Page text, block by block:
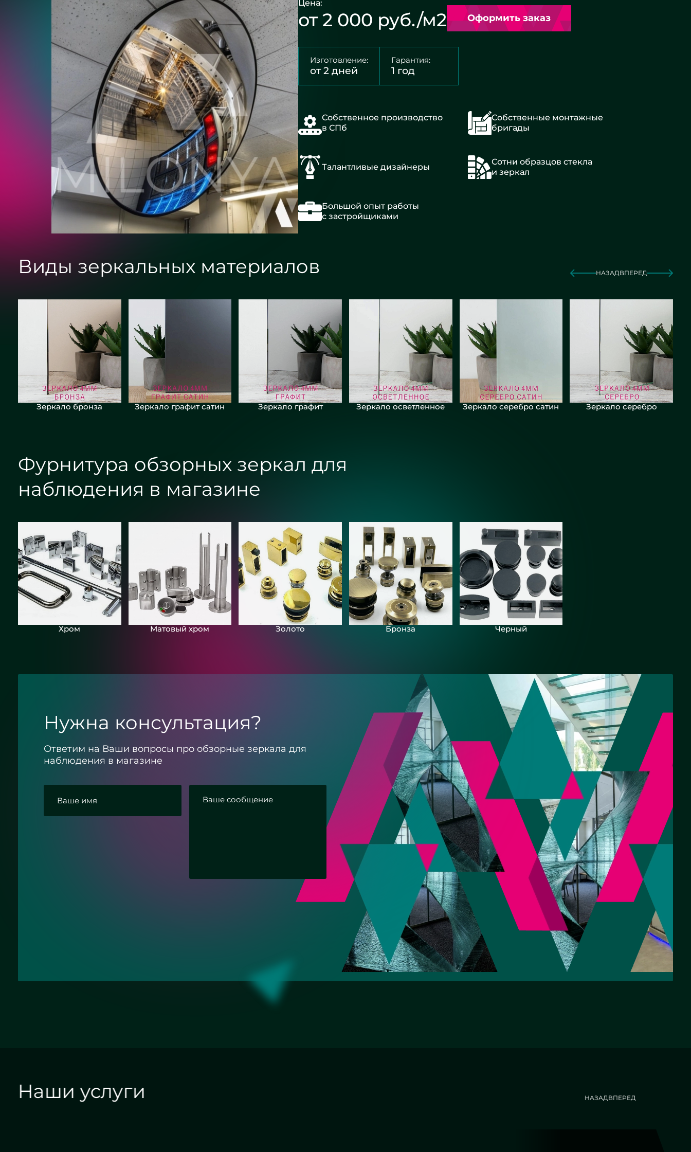
Цена:
от 2 000 руб./м2 Оформить заказ
Изготовление:
от 2 дней
Гарантия:
1 год
Собственное производство
в СПб
Собственные монтажные
бригады
Талантливые дизайнеры
Сотни образцов стекла
и зеркал
Большой опыт работы
с застройщиками
Виды зеркальных материалов НАЗАДВПЕРЕД
Зеркало бронза Зеркало графит сатин Зеркало графит Зеркало осветленное Зеркало серебро сатин Зеркало серебро
Фурнитура обзорных зеркал для
наблюдения в магазине
Хром Матовый хром Золото Бронза Черный
Нужна консультация?
Ответим на Ваши вопросы про обзорные зеркала для
наблюдения в магазине
Наши услуги НАЗАДВПЕРЕД
Зеркала с подсветкой для
загородного дома - СНТ
«Разлив»